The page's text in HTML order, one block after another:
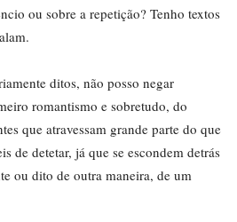
ou sobre a repetição? Tenho textos
ditos, não posso negar
romantismo e sobretudo, do
que atravessam grande parte do que
de detetar, já que se escondem detrás
ou dito de outra maneira, de um